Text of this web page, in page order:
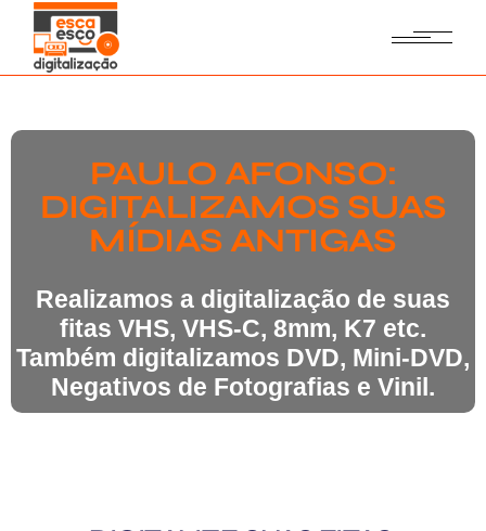
PAULO AFONSO:
DIGITALIZAMOS SUAS
MÍDIAS ANTIGAS
Realizamos a digitalização de suas
fitas VHS, VHS-C, 8mm, K7 etc.
Também digitalizamos DVD, Mini-DVD,
Negativos de Fotografias e Vinil.